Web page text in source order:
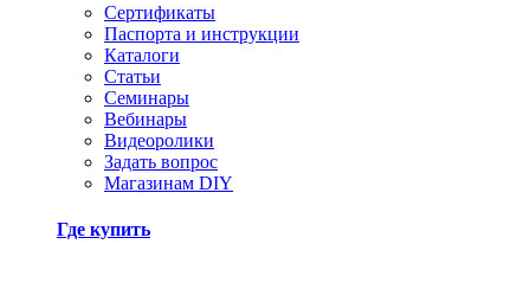
Сертификаты
Паспорта и инструкции
Каталоги
Статьи
Семинары
Вебинары
Видеоролики
Задать вопрос
Магазинам DIY
Где купить